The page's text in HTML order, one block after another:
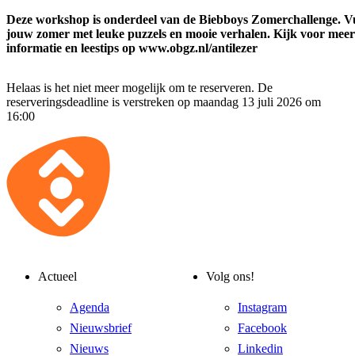
Deze workshop is onderdeel van de Biebboys Zomerchallenge.
jouw zomer met leuke puzzels en mooie verhalen. Kijk voor meer
informatie en leestips op www.obgz.nl/antilezer
Helaas is het niet meer mogelijk om te reserveren. De
reserveringsdeadline is verstreken op maandag 13 juli 2026 om
16:00
Actueel
Agenda
Nieuwsbrief
Nieuws
Volg ons!
Instagram
Facebook
Linkedin